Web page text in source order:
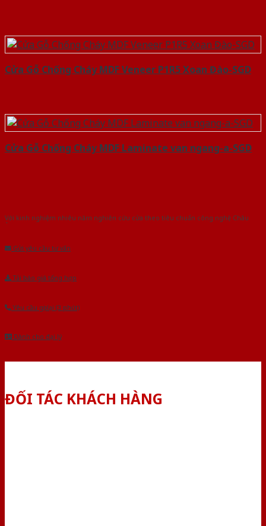
Cửa Gỗ Chống Cháy MDF Veneer P1R5 Xoan Đào-SGD
Cửa Gỗ Chống Cháy MDF Laminate van ngang-a-SGD
Với kinh nghiệm nhiêu năm nghiên cứu cửa theo tiêu chuẩn công nghệ Châu
Gửi yêu cầu tư vấn
Tải báo giá tổng hợp
Yêu cầu gọi lại (3 phút)
Dành cho đại lý
ĐỐI TÁC KHÁCH HÀNG